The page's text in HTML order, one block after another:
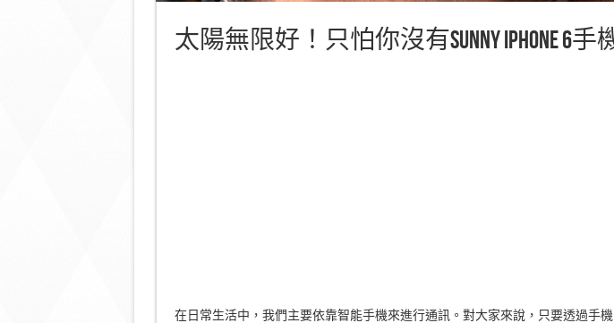
太陽無限好！只怕你沒有SUNNY iPhone 6手
在日常生活中，我們主要依靠智能手機來進行通訊。對大家來說，只要透過手